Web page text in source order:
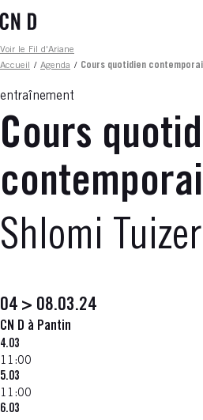
au
principal
Fil d'ariane
Voir le Fil d'Ariane
Accueil
/ Agenda / Cours quotidien
entraînement
Cours
Shlomi Tuizer
04 > 08.03.24
CN D à Pantin
4.03
11:00
5.03
11:00
6.03